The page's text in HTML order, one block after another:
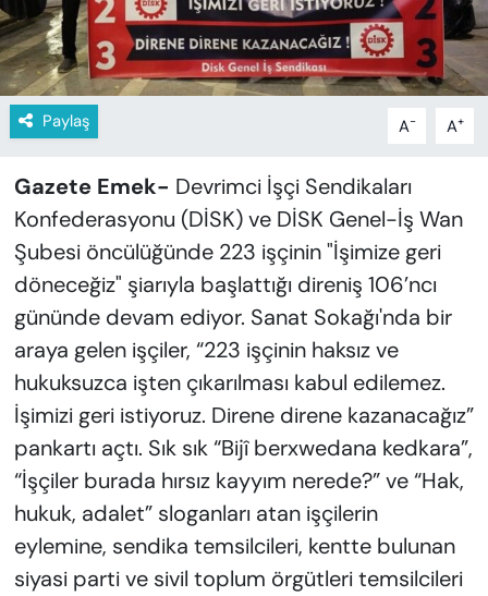
Paylaş A- A+
Gazete Emek- Devrimci İşçi Sendikaları
Konfederasyonu (DİSK) ve DİSK Genel-İş Wan
Şubesi öncülüğünde 223 işçinin "İşimize geri
döneceğiz" şiarıyla başlattığı direniş 106’ncı
gününde devam ediyor. Sanat Sokağı'nda bir
araya gelen işçiler, “223 işçinin haksız ve
hukuksuzca işten çıkarılması kabul edilemez.
İşimizi geri istiyoruz. Direne direne kazanacağız”
pankartı açtı. Sık sık “Bijî berxwedana kedkara”,
“İşçiler burada hırsız kayyım nerede?” ve “Hak,
hukuk, adalet” sloganları atan işçilerin
eylemine, sendika temsilcileri, kentte bulunan
siyasi parti ve sivil toplum örgütleri temsilcileri
KÜLTÜR-SANAT
MAGAZİN
YAZAR KÖŞESİ
SİYASET
VAN VE DİYARBAKIR HABERLERİ